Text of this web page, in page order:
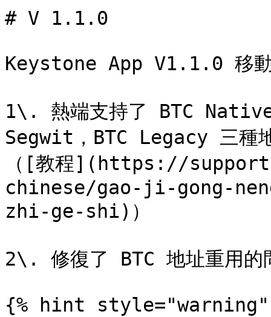
# V 1.1.0
Keystone App V1.1.0 移動
1\. 熱端支持了 BTC
Segwit，BTC Legacy 三種
（[教程](https://
chinese/gao-ji-gong-
zhi-ge-shi)）
2\. 修復了 BTC 地址重用的
{% hint style="warning"